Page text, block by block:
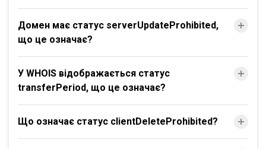
Домен має статус serverUpdateProhibited,
що це означає?
У WHOIS відображається статус
transferPeriod, що це означає?
Що означає статус clientDeleteProhibited?